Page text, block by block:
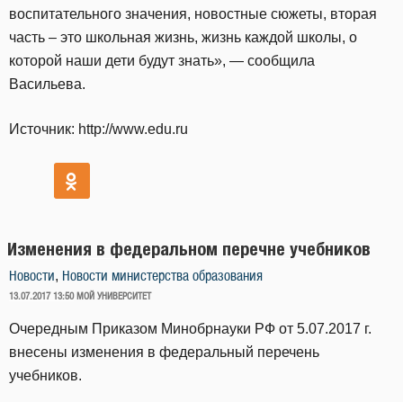
воспитательного значения, новостные сюжеты, вторая
часть – это школьная жизнь, жизнь каждой школы, о
которой наши дети будут знать», — сообщила
Васильева.
Источник: http://www.edu.ru
Изменения в федеральном перечне учебников
Новости, Новости министерства образования
ОПУБЛИКОВАНО
13.07.2017 13:50 МОЙ УНИВЕРСИТЕТ
Очередным Приказом Минобрнауки РФ от 5.07.2017 г.
внесены изменения в федеральный перечень
учебников.